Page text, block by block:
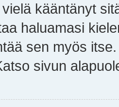
kääntänyt
haluamasi
sen myös
sivun